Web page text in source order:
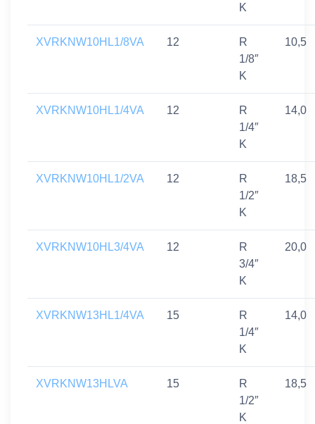
K
XVRKNW10HL1/8VA 12
R
1/8″
K
10,5
XVRKNW10HL1/4VA 12
R
1/4″
K
14,0
XVRKNW10HL1/2VA 12
R
1/2″
K
18,5
XVRKNW10HL3/4VA 12
R
3/4″
K
20,0
XVRKNW13HL1/4VA 15
R
1/4″
K
14,0
XVRKNW13HLVA 15
R
1/2″
K
18,5